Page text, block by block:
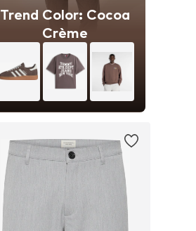
Trend Color: Cocoa
Crème